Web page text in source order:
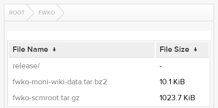
ROOT FWKO
File Name ↓ File Size ↓
release/
-
fwko-moni-wiki-data.tar.bz2
10.1 KiB
fwko-scmroot.tar.gz
1023.7 KiB